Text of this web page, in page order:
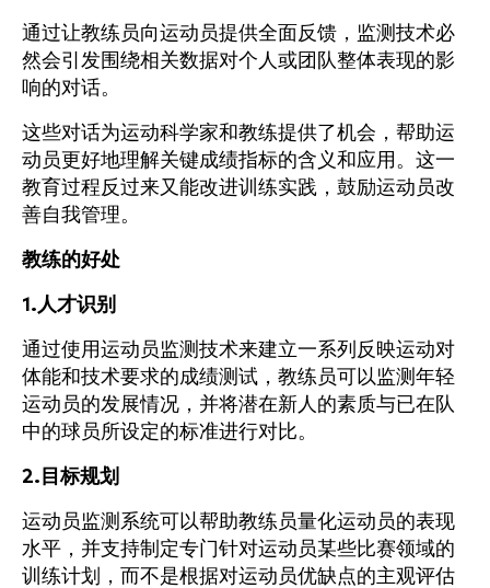
通过让教练员向运动员提供全面反馈，监测技术必
然会引发围绕相关数据对个人或团队整体表现的影
响的对话。
这些对话为运动科学家和教练提供了机会，帮助运
动员更好地理解关键成绩指标的含义和应用。这一
教育过程反过来又能改进训练实践，鼓励运动员改
善自我管理。
教练的好处
1.人才识别
通过使用运动员监测技术来建立一系列反映运动对
体能和技术要求的成绩测试，教练员可以监测年轻
运动员的发展情况，并将潜在新人的素质与已在队
中的球员所设定的标准进行对比。
2.目标规划
运动员监测系统可以帮助教练员量化运动员的表现
水平，并支持制定专门针对运动员某些比赛领域的
训练计划，而不是根据对运动员优缺点的主观评估